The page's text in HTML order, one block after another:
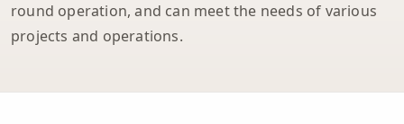
round operation, and can meet the needs of various
projects and operations.